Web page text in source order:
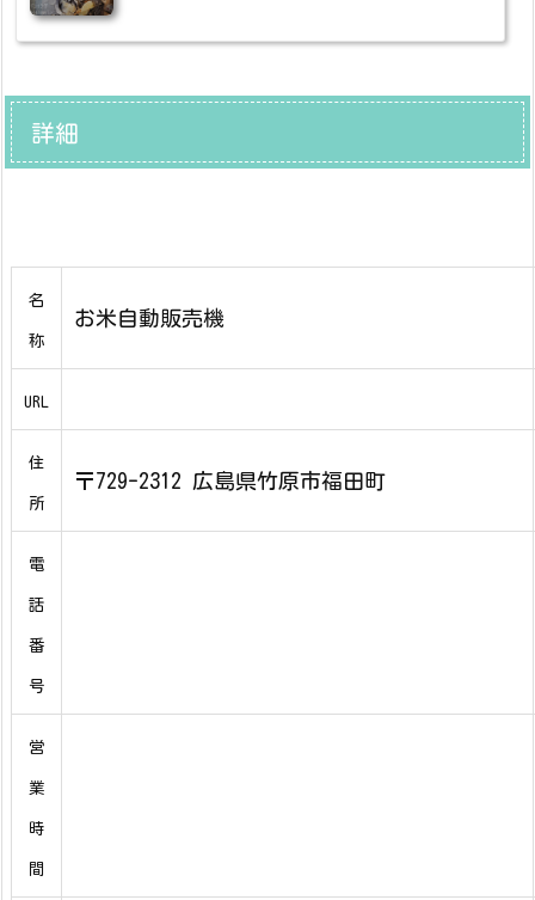
詳細
名
称
お米自動販売機
URL
住
所
〒729-2312 広島県竹原市福田町
電
話
番
号
営
業
時
間